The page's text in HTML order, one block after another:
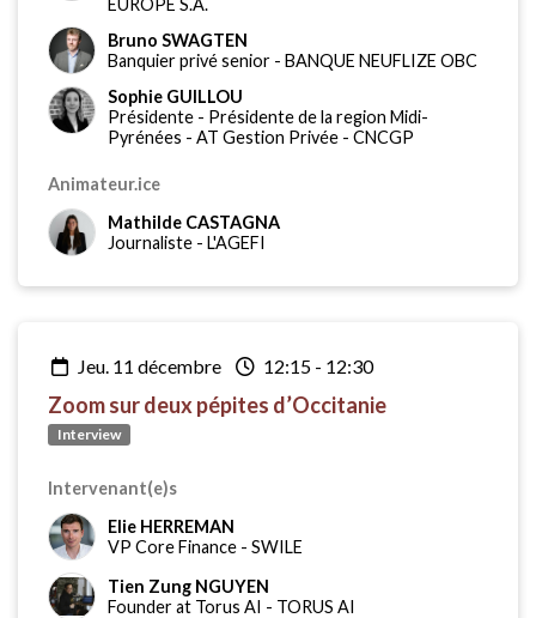
EUROPE S.A.
Bruno SWAGTEN
Banquier privé senior - BANQUE NEUFLIZE OBC
Sophie GUILLOU
Présidente - Présidente de la region Midi-
Pyrénées - AT Gestion Privée - CNCGP
Animateur.ice
Mathilde CASTAGNA
Journaliste - L'AGEFI
jeu. 11 décembre 12:15 - 12:30
Zoom sur deux pépites d’Occitanie
Interview
Intervenant(e)s
Elie HERREMAN
VP Core Finance - SWILE
Tien Zung NGUYEN
Founder at Torus AI - TORUS AI